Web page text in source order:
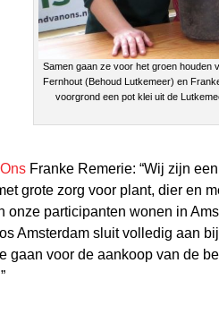
Samen gaan ze voor het groen houden
Fernhout (Behoud Lutkemeer) en
voorgrond een pot klei uit de
Franke Remerie: “Wij zijn
grote zorg voor plant, dier en
onze participanten wonen in
Amsterdam sluit volledig aan
gaan voor de aankoop van de